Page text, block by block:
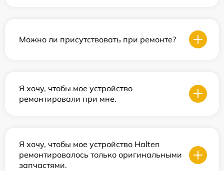
Можно ли присутствовать при ремонте?
Я хочу, чтобы мое устройство
ремонтировали при мне.
Я хочу, чтобы мое устройство Halten
ремонтировалось только оригинальными
запчастями.